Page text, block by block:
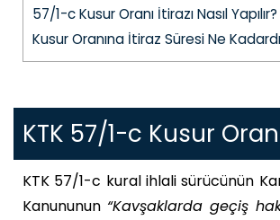
57/1-c Kusur Oranı İtirazı Nasıl Yapılır?
Kusur Oranına İtiraz Süresi Ne
KTK 57/1-c Kusur
KTK 57/1-c kural ihlali sürücünün
Kanununun “Kavşaklarda geçiş